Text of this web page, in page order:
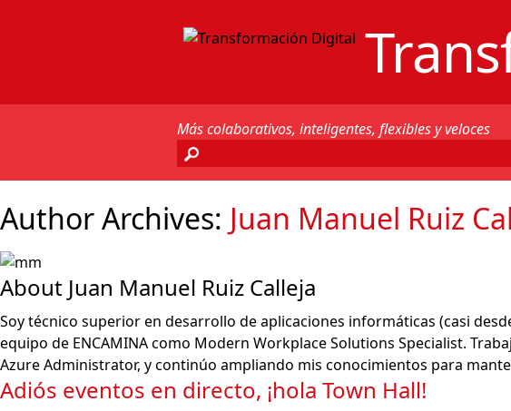
Más colaborativos, inteligentes, flexibles y veloces
Author Archives: Juan Manuel Ruiz
About Juan Manuel Ruiz Calleja
Soy técnico superior en desarrollo de aplicaciones informáticas (casi
equipo de ENCAMINA como Modern Workplace Solutions Specialist.
Azure Administrator, y continúo ampliando mis conocimientos para
Adiós eventos en directo, ¡hola Town Hall!